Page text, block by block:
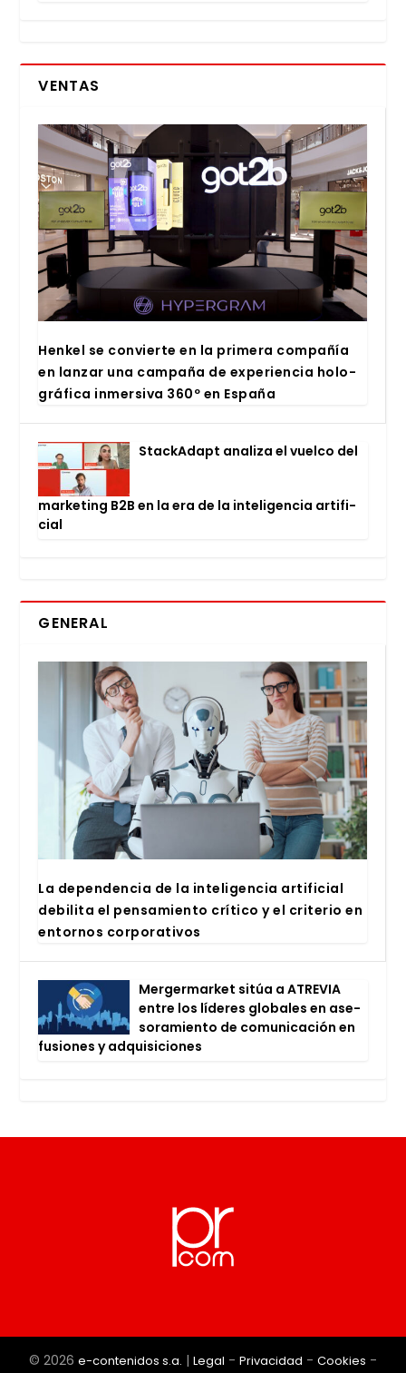
VENTAS
Hen­kel se con­vier­te en la pri­me­ra com­pa­ñía
en lan­zar una cam­pa­ña de expe­rien­cia holo­
grá­fi­ca inmer­si­va 360º en Espa­ña
Stac­kA­dapt ana­li­za el vuel­co del
mar­ke­ting B2B en la era de la inte­li­gen­cia arti­fi­
cial
GENERAL
La depen­den­cia de la inte­li­gen­cia arti­fi­cial
debi­li­ta el pen­sa­mien­to crí­ti­co y el cri­te­rio en
entor­nos cor­po­ra­ti­vos
Mer­ger­mar­ket sitúa a ATRE­VIA
entre los líde­res glo­ba­les en ase­
so­ra­mien­to de comu­ni­ca­ción en
fusio­nes y adqui­si­cio­nes
© 2026 e-contenidos s.a. | Legal - Privacidad - Cookies -